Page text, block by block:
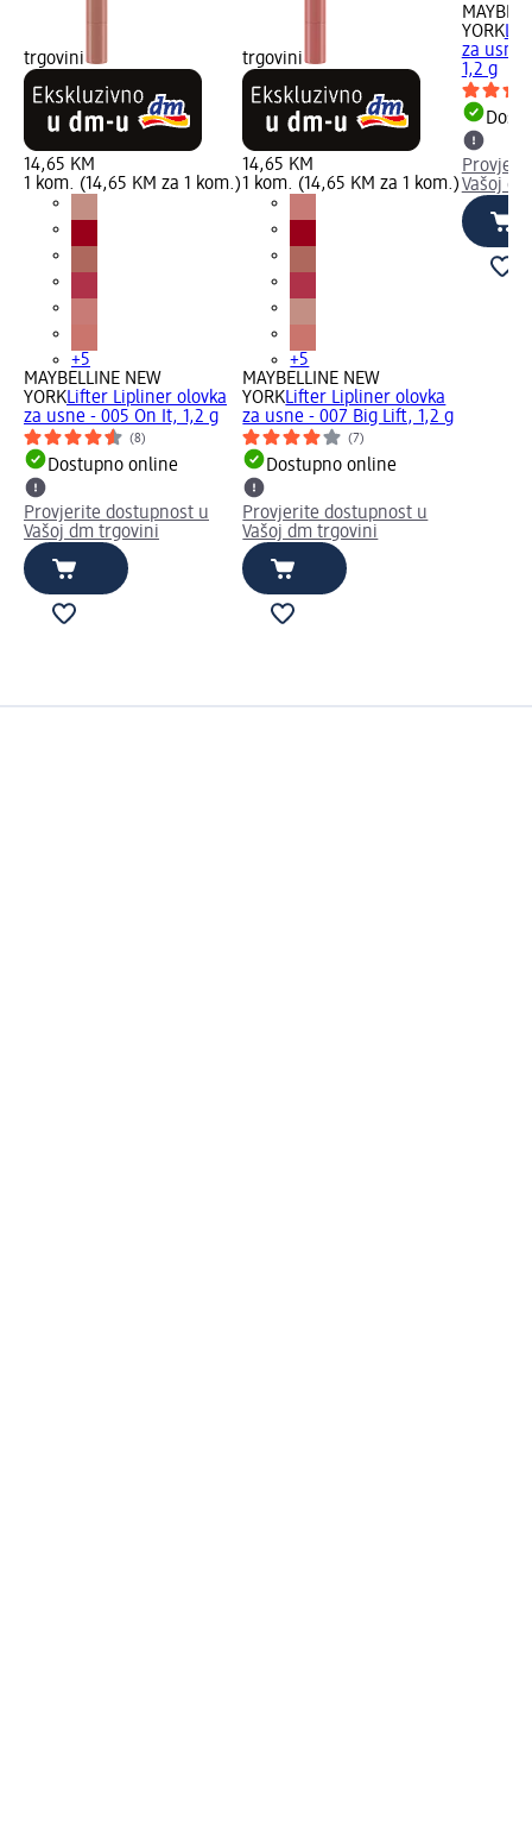
trgovini
14,65 KM
1 kom. (14,65 KM za 1 kom.)
+5
MAYBELLINE NEW
YORKLifter Lipliner olovka
za usne - 005 On It, 1,2 g
(8)
Dostupno online
Provjerite dostupnost u
Vašoj dm trgovini
trgovini
14,65 KM
1 kom. (14,65 KM za 1 kom.)
+5
MAYBELLINE NEW
YORKLifter Lipliner olovka
za usne - 007 Big Lift, 1,2 g
(7)
Dostupno online
Provjerite dostupnost u
Vašoj dm trgovini
YORK
za usne
1,2 g
Vašoj